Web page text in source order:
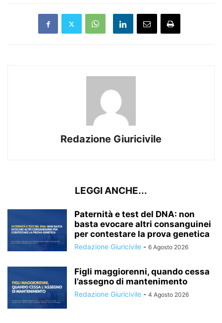
Redazione Giuricivile
LEGGI ANCHE...
Paternità e test del DNA: non
basta evocare altri consanguinei
per contestare la prova genetica
Redazione Giuricivile - 6 Agosto 2026
Figli maggiorenni, quando cessa
l’assegno di mantenimento
Redazione Giuricivile - 4 Agosto 2026